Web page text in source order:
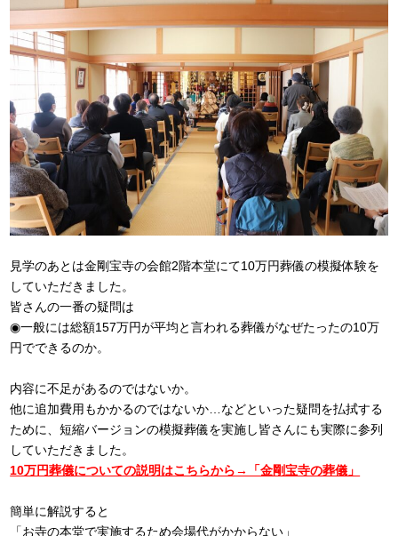
見学のあとは金剛宝寺の会館2階本堂にて10万円葬儀の模擬体験を
していただきました。
皆さんの一番の疑問は
◉一般には総額157万円が平均と言われる葬儀がなぜたったの10万
円でできるのか。
内容に不足があるのではないか。
他に追加費用もかかるのではないか…などといった疑問を払拭する
ために、短縮バージョンの模擬葬儀を実施し皆さんにも実際に参列
していただきました。
10万円葬儀についての説明はこちらから→「金剛宝寺の葬儀」
簡単に解説すると
「お寺の本堂で実施するため会場代がかからない」